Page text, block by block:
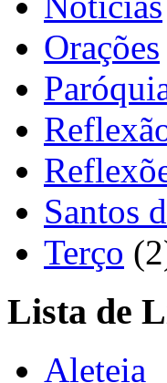
Orações
Santos
Terço
Lista de
Aleteia